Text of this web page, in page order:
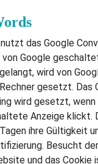
das Google
von Google
wird von
gesetzt. Das
wird gesetzt,
Anzeige klickt.
ihre Gültigkeit
Besucht
und das Cookie